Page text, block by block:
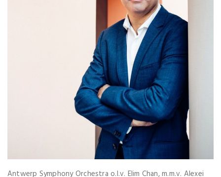
Antwerp Symphony Orchestra o.l.v. Elim Chan, m.m.v. Alexei